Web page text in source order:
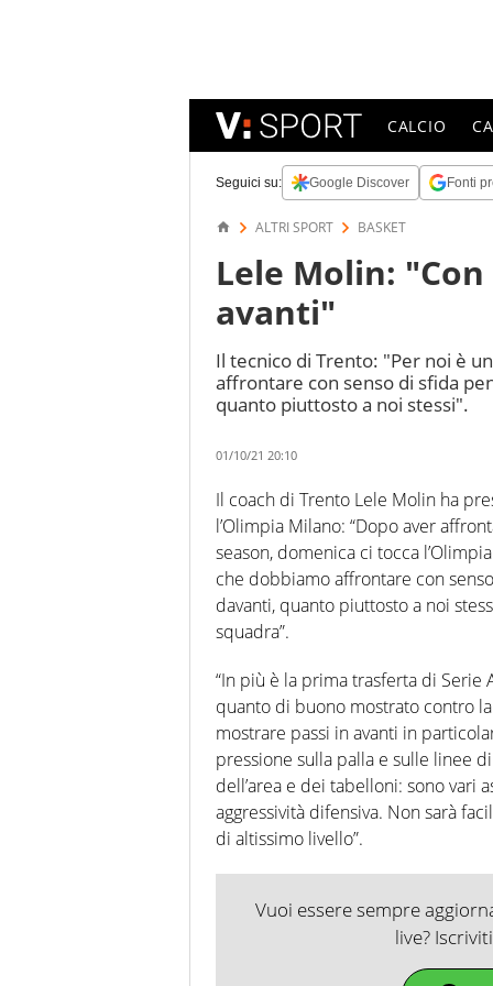
CALCIO
Seguici su: Google Discover Fonti
ALTRI SPORT BASKET
Lele Molin:
avanti"
Il tecnico di Trento: "Per noi è
affrontare con senso di sfida
quanto piuttosto a noi stessi".
01/10/21 20:10
Il coach di Trento Lele Molin ha
l’Olimpia Milano: “Dopo aver
season, domenica ci tocca
che dobbiamo affrontare con
davanti, quanto piuttosto a noi
squadra”.
“In più è la prima trasferta di Serie
quanto di buono mostrato contro
mostrare passi in avanti in
pressione sulla palla e sulle linee
dell’area e dei tabelloni: sono vari
aggressività difensiva. Non sarà
di altissimo livello”.
Vuoi essere sempre
live?